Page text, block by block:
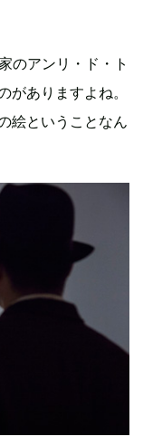
のアンリ・ド・ト
がありますよね。
絵ということなん